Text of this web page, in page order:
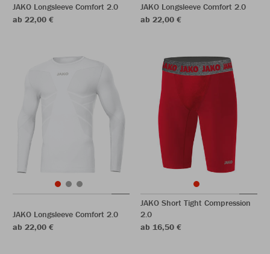
JAKO Longsleeve Comfort 2.0
ab 22,00 €
JAKO Longsleeve Comfort 2.0
ab 22,00 €
JAKO Longsleeve Comfort 2.0
ab 22,00 €
JAKO Short Tight Compression
2.0
ab 16,50 €